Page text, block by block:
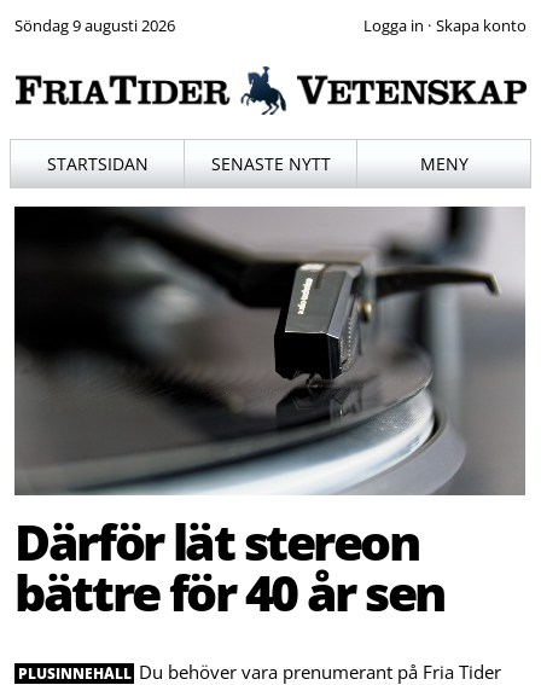
Söndag 9 augusti 2026 ·
STARTSIDAN SENASTE NYTT MENY
Därför lät stereon
bättre för 40 år sen
PLUSINNEHÅLL Du behöver vara prenumerant på Fria Tider